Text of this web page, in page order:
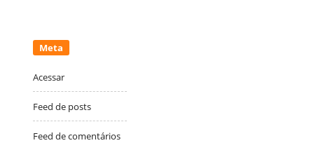
Meta
Acessar
Feed de posts
Feed de comentários